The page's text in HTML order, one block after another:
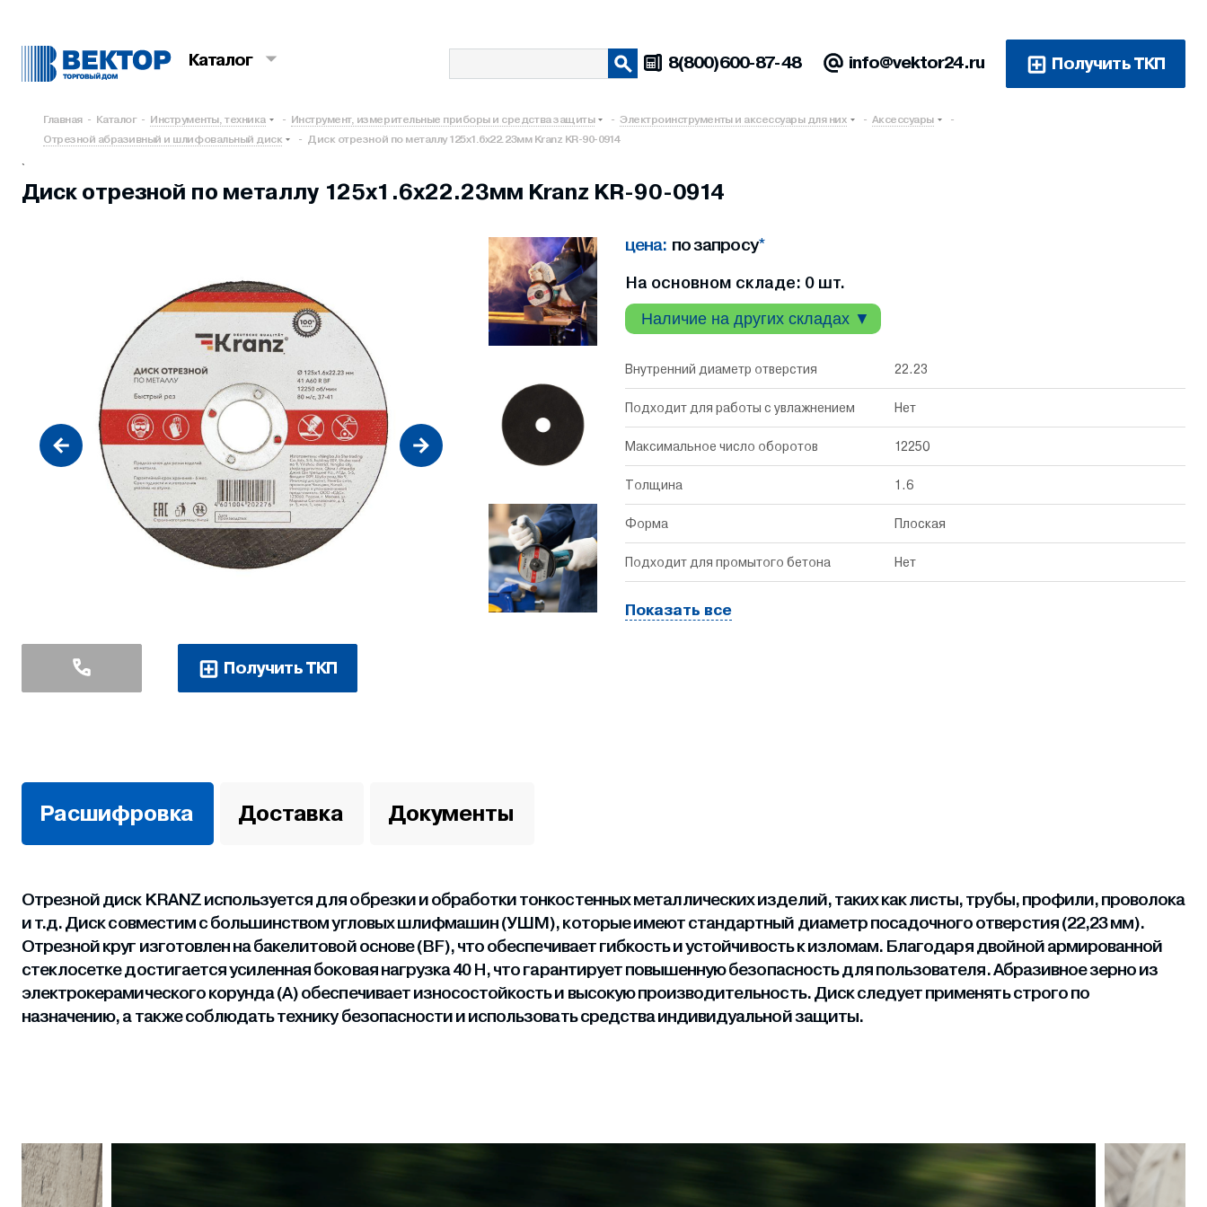
Получить ТКП
info@vektor24.ru
8(800)600-87-48
Каталог
Главная - Каталог - Инструменты, техника - Инструмент, измерительные приборы и средства защиты - Электроинструменты и аксессуары для них - Аксессуары
-
Отрезной абразивный и шлифовальный диск
- Диск отрезной по металлу 125х1.6х22.23мм Kranz KR-90-0914
`
Диск отрезной по металлу 125х1.6х22.23мм Kranz KR-90-0914
цена: по запросу*
На основном складе: 0 шт.
Наличие на других складах ▼
Внутренний диаметр отверстия 22.23
Подходит для работы с увлажнением Нет
Максимальное число оборотов 12250
Толщина 1.6
Форма Плоская
Подходит для промытого бетона Нет
Показать все
Получить ТКП
Расшифровка Доставка Документы
Отрезной диск KRANZ используется для обрезки и обработки тонкостенных металлических изделий, таких как листы, трубы, профили, проволока
и т.д. Диск совместим с большинством угловых шлифмашин (УШМ), которые имеют стандартный диаметр посадочного отверстия (22,23 мм).
Отрезной круг изготовлен на бакелитовой основе (BF), что обеспечивает гибкость и устойчивость к изломам. Благодаря двойной армированной
стеклосетке достигается усиленная боковая нагрузка 40 Н, что гарантирует повышенную безопасность для пользователя. Абразивное зерно из
электрокерамического корунда (А) обеспечивает износостойкость и высокую производительность. Диск следует применять строго по
назначению, а также соблюдать технику безопасности и использовать средства индивидуальной защиты.